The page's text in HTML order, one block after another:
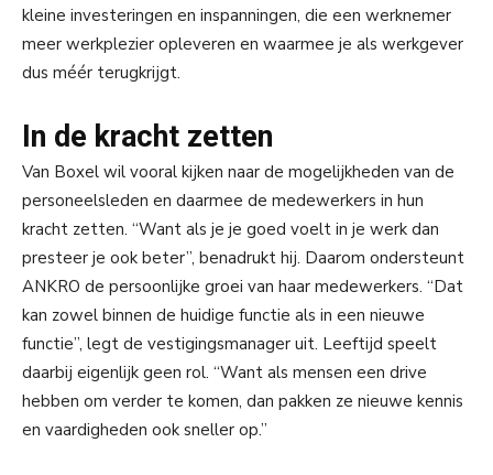
kleine investeringen en inspanningen, die een werknemer
meer werkplezier opleveren en waarmee je als werkgever
dus méér terugkrijgt.
In de kracht zetten
Van Boxel wil vooral kijken naar de mogelijkheden van de
personeelsleden en daarmee de medewerkers in hun
kracht zetten. “Want als je je goed voelt in je werk dan
presteer je ook beter”, benadrukt hij. Daarom ondersteunt
ANKRO de persoonlijke groei van haar medewerkers. “Dat
kan zowel binnen de huidige functie als in een nieuwe
functie”, legt de vestigingsmanager uit. Leeftijd speelt
daarbij eigenlijk geen rol. “Want als mensen een drive
hebben om verder te komen, dan pakken ze nieuwe kennis
en vaardigheden ook sneller op.”